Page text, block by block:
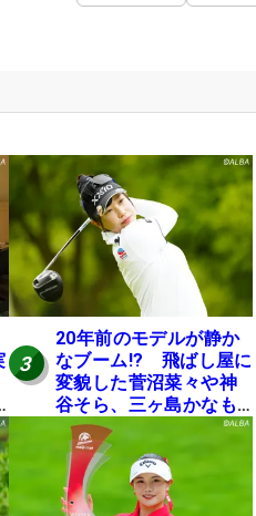
3
20年前のモデルが静か
なブーム!? 飛ばし屋に
変貌した菅沼菜々や神
谷そら、三ヶ島かなも
使う“名器”が人気な理
由【ツアープロたち
の“飛ばしギア”】